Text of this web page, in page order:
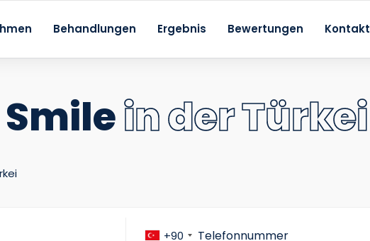
Behandlungen Ergebnis Bewertungen Kontakt
in der Türkei
+90